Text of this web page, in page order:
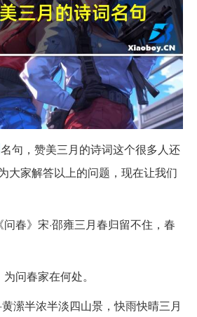
名句，赞美三月的诗词这个很多人还
大家解答以上的问题，现在让我们
春》宋·邵雍三月春归留不住，春
问春家在何处。
潆半浓半淡四山景，快雨快晴三月